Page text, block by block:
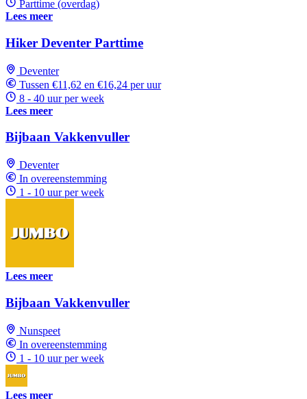
Parttime (overdag)
Lees meer
Hiker Deventer Parttime
Deventer
Tussen €11,62 en €16,24 per uur
8 - 40 uur per week
Lees meer
Bijbaan Vakkenvuller
Deventer
In overeenstemming
1 - 10 uur per week
Lees meer
Bijbaan Vakkenvuller
Nunspeet
In overeenstemming
1 - 10 uur per week
Lees meer